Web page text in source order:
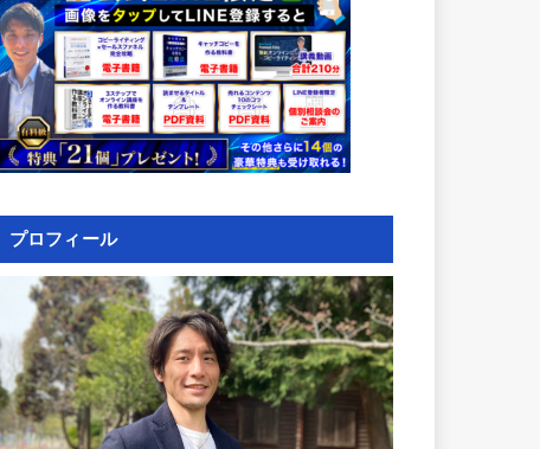
プロフィール